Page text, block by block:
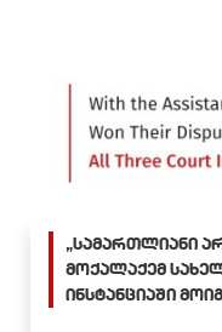
„სამართლიანი
მოქალაქემ
ინსტანციაში